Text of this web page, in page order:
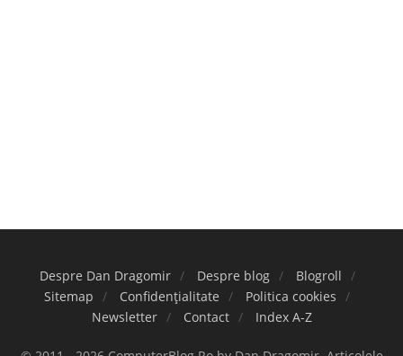
Despre Dan Dragomir Despre blog
Blogroll
Sitemap
Confidențialitate
Politica cookies
Newsletter
Contact Index A-Z